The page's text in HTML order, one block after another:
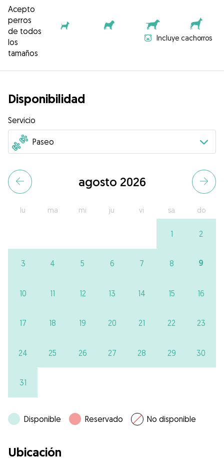
Acepto
perros
de todos
los
tamaños
Incluye cachorros
Disponibilidad
Servicio
agosto 2026
lu ma mi ju vi sa do
1 2
3 4 5 6 7 8 9
10 11 12 13 14 15 16
17 18 19 20 21 22 23
24 25 26 27 28 29 30
31
Disponible Reservado No disponible
Ubicación